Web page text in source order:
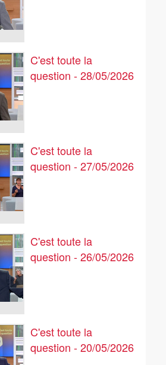
C'est toute la
question - 28/05/2026
C'est toute la
question - 27/05/2026
C'est toute la
question - 26/05/2026
C'est toute la
question - 20/05/2026